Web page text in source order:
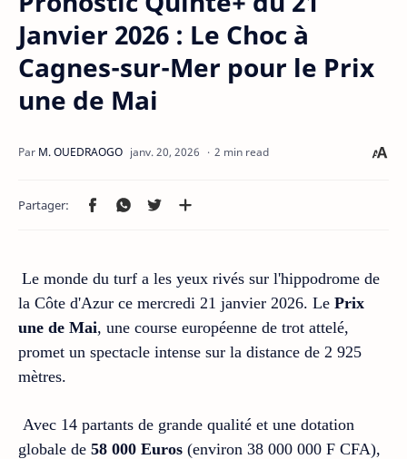
Janvier 2026 : Le Choc à
Cagnes-sur-Mer pour le Prix
une de Mai
2 min read
Le monde du turf a les yeux rivés sur l'hippodrome de
la Côte d'Azur ce mercredi 21 janvier 2026. Le Prix
une de Mai, une course européenne de trot attelé,
promet un spectacle intense sur la distance de 2 925
mètres.
Avec 14 partants de grande qualité et une dotation
globale de 58 000 Euros (environ 38 000 000 F CFA),